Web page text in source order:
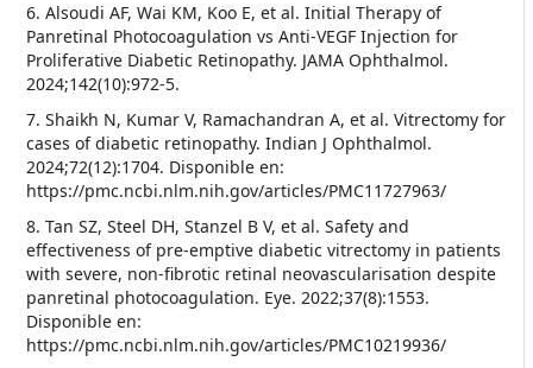
6. Alsoudi AF, Wai KM, Koo E, et al. Initial Therapy of
Panretinal Photocoagulation vs Anti-VEGF Injection for
Proliferative Diabetic Retinopathy. JAMA Ophthalmol.
2024;142(10):972-5.
7. Shaikh N, Kumar V, Ramachandran A, et al. Vitrectomy for
cases of diabetic retinopathy. Indian J Ophthalmol.
2024;72(12):1704. Disponible en:
https://pmc.ncbi.nlm.nih.gov/articles/PMC11727963/
8. Tan SZ, Steel DH, Stanzel B V, et al. Safety and
effectiveness of pre-emptive diabetic vitrectomy in patients
with severe, non-fibrotic retinal neovascularisation despite
panretinal photocoagulation. Eye. 2022;37(8):1553.
Disponible en:
https://pmc.ncbi.nlm.nih.gov/articles/PMC10219936/